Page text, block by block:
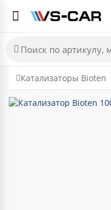
Катализаторы Bioten